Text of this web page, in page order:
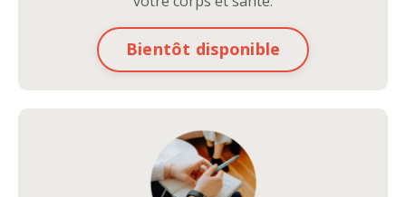
Bientôt disponible